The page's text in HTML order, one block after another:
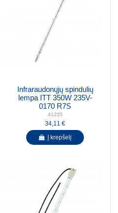
Infraraudonųjų spindulių
lempa ITT 350W 235V-
0170 R7S
41235
34,11 €
Į krepšelį